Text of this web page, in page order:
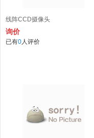
线阵CCD摄像头
询价
已有0人评价